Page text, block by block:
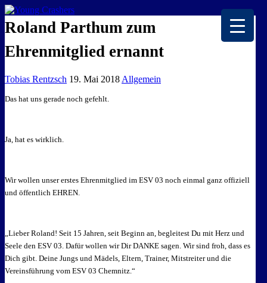
EISKALTE LEIDENSCHAFT
Roland Parthum zum
Ehrenmitglied ernannt
Tobias Rentzsch 19. Mai 2018 Allgemein
Das hat uns gerade noch gefehlt.
Ja, hat es wirklich.
Wir wollen unser erstes Ehrenmitglied im ESV 03 noch einmal ganz offiziell
und öffentlich EHREN.
„Lieber Roland! Seit 15 Jahren, seit Beginn an, begleitest Du mit Herz und
Seele den ESV 03. Dafür wollen wir Dir DANKE sagen. Wir sind froh, dass es
Dich gibt. Deine Jungs und Mädels, Eltern, Trainer, Mitstreiter und die
Vereinsführung vom ESV 03 Chemnitz.“